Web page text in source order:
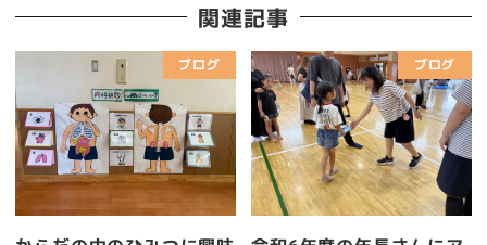
関連記事
ブログ ブログ